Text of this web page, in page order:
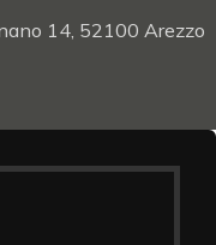
14, 52100 Arezzo